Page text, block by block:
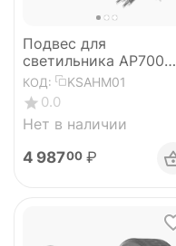
Подвес для
светильника AP700
Hanging Kit
КОД: KSAHM01
0.0
Нет в наличии
4 98700 ₽